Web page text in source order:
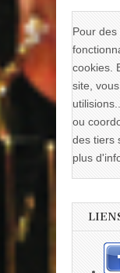
Pour
cookies.
site,
ou
des tiers
plus